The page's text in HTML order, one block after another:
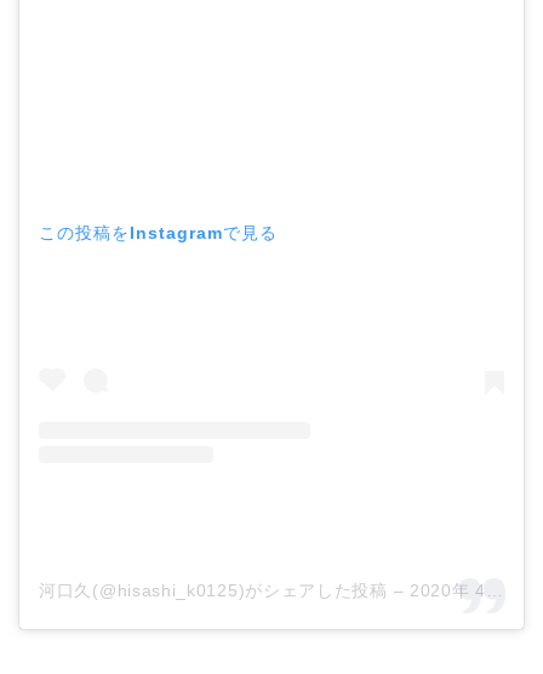
この投稿をInstagramで見る
河口久(@hisashi_k0125)がシェアした投稿 – 2020年 4月月19日午後8時45分PDT